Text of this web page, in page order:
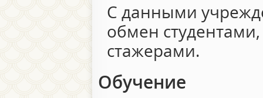
С данными
обмен
стажерами.
Обучение